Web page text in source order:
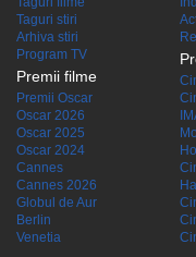
Taguri stiri
Arhiva stiri
Program TV
Premii filme
Premii Oscar
Oscar 2026
Oscar 2025
Oscar 2024
Cannes
Cannes 2026
Globul de Aur
Berlin
Venetia